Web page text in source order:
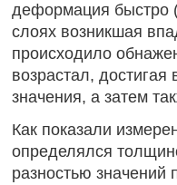
деформация быстро
слоях возникшая
происходило
возрастал,
значения, а затем
Как показали
определялся
разностью значений